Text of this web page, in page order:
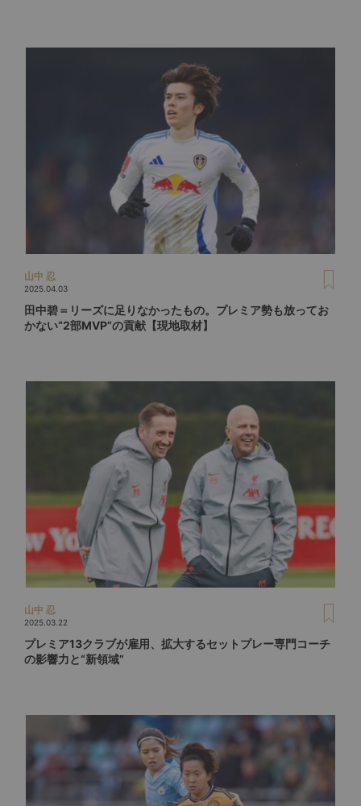
山中 忍
2025.04.03
田中碧＝リーズに足りなかったもの。プレミア勢も放ってお
かない“2部MVP”の貢献【現地取材】
山中 忍
2025.03.22
プレミア13クラブが雇用、拡大するセットプレー専門コーチ
の影響力と“新領域”